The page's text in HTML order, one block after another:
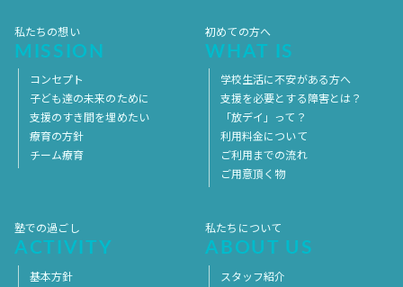
私たちの想い
MISSION
コンセプト
子ども達の未来のために
支援のすき間を埋めたい
療育の方針
チーム療育
初めての方へ
WHAT IS
学校生活に不安がある方へ
支援を必要とする障害とは？
「放デイ」って？
利用料金について
ご利用までの流れ
ご用意頂く物
塾での過ごし
ACTIVITY
基本方針
私たちについて
ABOUT US
スタッフ紹介